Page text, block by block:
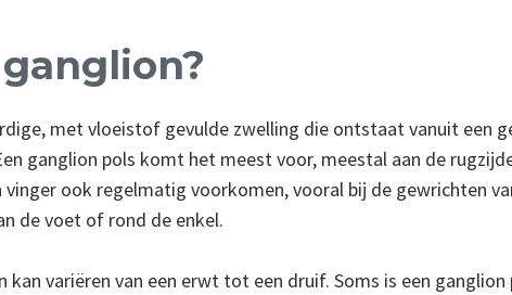
met vloeistof gevulde zwelling die ontstaat vanuit een
ganglion pols komt het meest voor, meestal aan de
vinger ook regelmatig voorkomen, vooral bij de gewrichten
de voet of rond de enkel.
kan variëren van een erwt tot een druif. Soms is een